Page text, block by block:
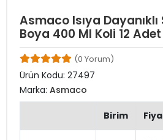
Asmaco Isıya
Boya 400 Ml Koli 12 Adet
(0 Yorum)
Ürün Kodu: 27497
Marka: Asmaco
Birim